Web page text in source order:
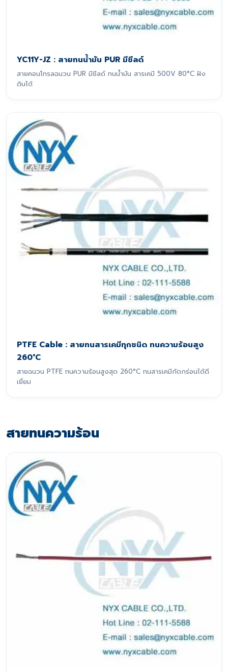
YC11Y-JZ : สายทนน้ำมัน PUR มีชีลด์
สายคอนโทรลฉนวน PUR มีชีลด์ ทนน้ำมัน สารเคมี 500V 80°C ฝัง
ดินได้
PTFE Cable : สายทนสารเคมีทุกชนิด ทนความร้อนสูง
260°C
สายฉนวน PTFE ทนความร้อนสูงสุด 260°C ทนสารเคมีกัดกร่อนได้ดี
เยี่ยม
สายทนความร้อน